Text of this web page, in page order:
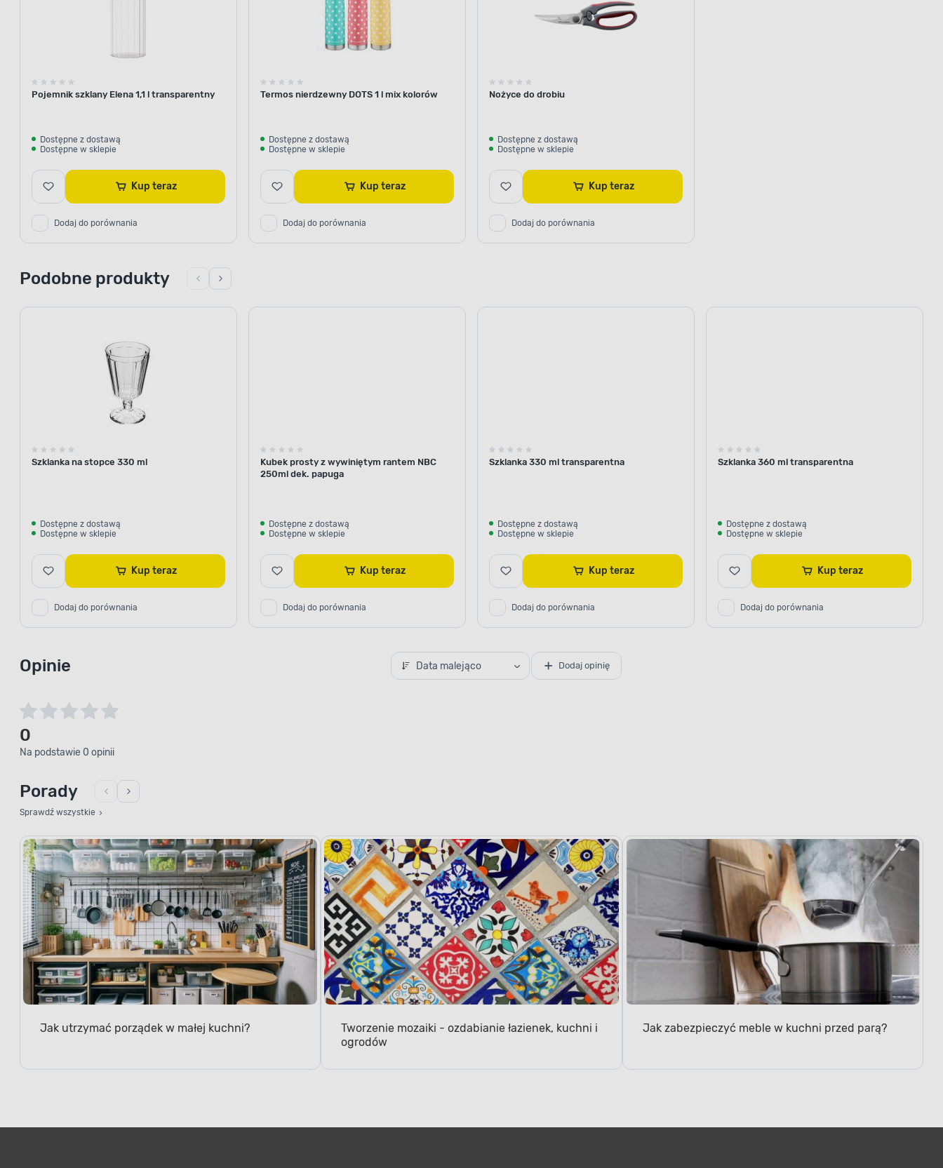
Pojemnik szklany Elena 1,1 l transparentny
Dostępne z dostawą
Dostępne w sklepie
Kup teraz
Dodaj do porównania
Termos nierdzewny DOTS 1 l mix kolorów
Dostępne z dostawą
Dostępne w sklepie
Kup teraz
Dodaj do porównania
Nożyce do drobiu
Dostępne z dostawą
Dostępne w sklepie
Kup teraz
Dodaj do porównania
Podobne produkty
Szklanka na stopce 330 ml
Dostępne z dostawą
Dostępne w sklepie
Kup teraz
Dodaj do porównania
Kubek prosty z wywiniętym rantem NBC
250ml dek. papuga
Dostępne z dostawą
Dostępne w sklepie
Kup teraz
Dodaj do porównania
Szklanka 330 ml transparentna
Dostępne z dostawą
Dostępne w sklepie
Kup teraz
Dodaj do porównania
Szklanka 360 ml transparentna
Dostępne z dostawą
Dostępne w sklepie
Kup teraz
Dodaj do porównania
Opinie Data malejąco Dodaj opinię
0
Na podstawie 0 opinii
Porady
Sprawdź wszystkie
Jak utrzymać porządek w małej kuchni?
Tworzenie mozaiki - ozdabianie łazienek, kuchni i
ogrodów
Jak zabezpieczyć meble w kuchni przed parą?